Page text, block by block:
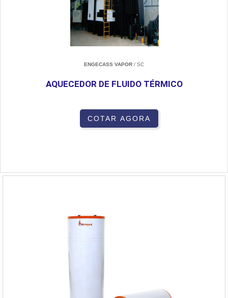
ENGECASS VAPOR / SC
AQUECEDOR DE FLUIDO TÉRMICO
COTAR AGORA